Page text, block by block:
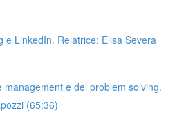
e LinkedIn. Relatrice: Elisa Severa
management e del problem solving.
(65:36)